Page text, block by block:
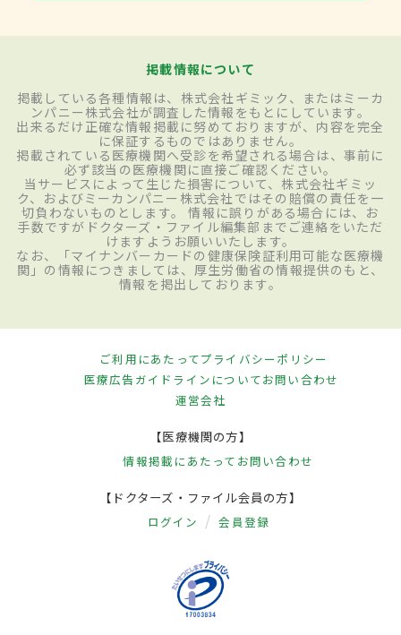
掲載情報について
掲載している各種情報は、株式会社ギミック、またはミーカ
ンパニー株式会社が調査した情報をもとにしています。
出来るだけ正確な情報掲載に努めておりますが、内容を完全
に保証するものではありません。
掲載されている医療機関へ受診を希望される場合は、事前に
必ず該当の医療機関に直接ご確認ください。
当サービスによって生じた損害について、株式会社ギミッ
ク、およびミーカンパニー株式会社ではその賠償の責任を一
切負わないものとします。 情報に誤りがある場合には、お
手数ですがドクターズ・ファイル編集部までご連絡をいただ
けますようお願いいたします。
なお、「マイナンバーカードの健康保険証利用可能な医療機
関」の情報につきましては、厚生労働省の情報提供のもと、
情報を掲出しております。
ご利用にあたってプライバシーポリシー
医療広告ガイドラインについてお問い合わせ
運営会社
【医療機関の方】
情報掲載にあたって お問い合わせ
【ドクターズ・ファイル会員の方】
ログイン 会員登録